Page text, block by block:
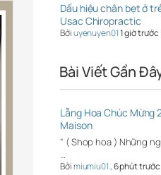
Dấu hiệu chân bẹt ở
Usac Chiropractic
Bởiuyenuyen011 giờ trước
Bài Viết Gần
Lẵng Hoa Chúc
Maison
" ( Shop hoa ) Những
…
Bởimiumiu01,6 phút trước